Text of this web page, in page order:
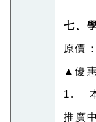
七、
原價
▲優
1. 本
推廣